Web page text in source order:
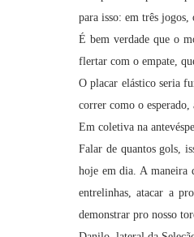
para isso: em três
É bem verdade que o
flertar com o empate,
O placar elástico seria
correr como o
Em coletiva na
Falar de quantos gols,
hoje em dia. A maneira
entrelinhas, atacar a
demonstrar pro nosso